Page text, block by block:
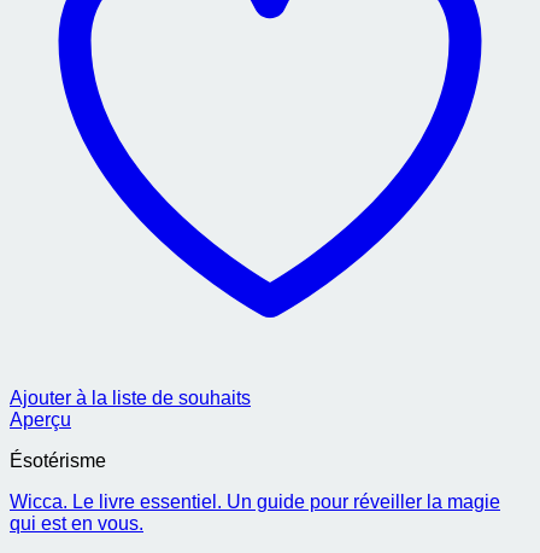
Ajouter à la liste de souhaits
Aperçu
Ésotérisme
Wicca. Le livre essentiel. Un guide pour réveiller la magie
qui est en vous.